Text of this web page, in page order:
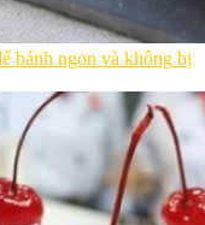
bánh ngon và không bị